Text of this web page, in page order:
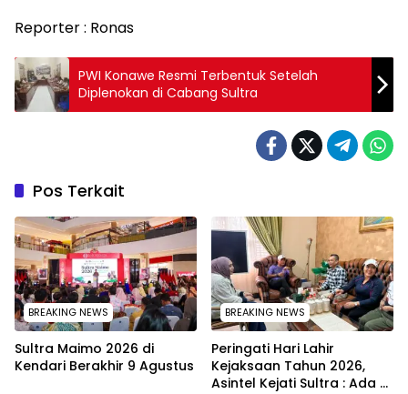
Reporter : Ronas
PWI Konawe Resmi Terbentuk Setelah
Diplenokan di Cabang Sultra
Pos Terkait
BREAKING NEWS
Sultra Maimo 2026 di
Kendari Berakhir 9 Agustus
BREAKING NEWS
Peringati Hari Lahir
Kejaksaan Tahun 2026,
Asintel Kejati Sultra : Ada